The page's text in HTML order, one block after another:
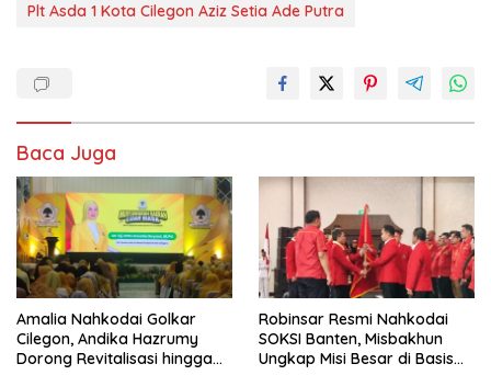
Plt Asda 1 Kota Cilegon Aziz Setia Ade Putra
Baca Juga
Amalia Nahkodai Golkar
Cilegon, Andika Hazrumy
Dorong Revitalisasi hingga
Robinsar Resmi Nahkodai
SOKSI Banten, Misbakhun
Ungkap Misi Besar di Basis